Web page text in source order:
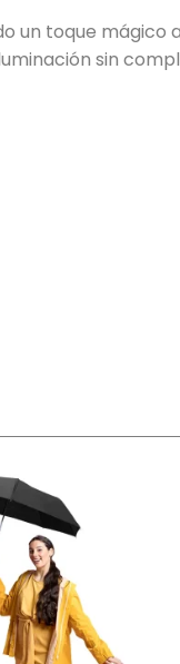
un toque mágico
sin